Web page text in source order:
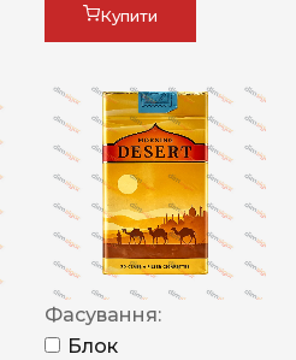
Купити
Фасування:
Блок